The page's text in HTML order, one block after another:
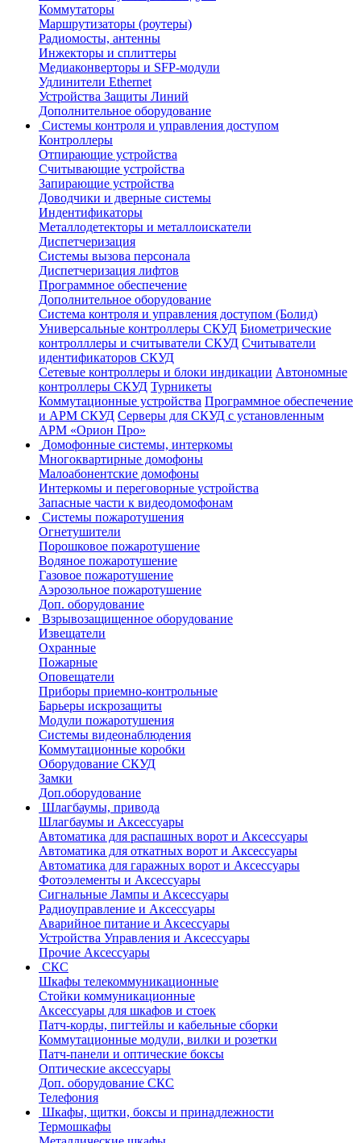
Коммутаторы
Маршрутизаторы (роутеры)
Радиомосты, антенны
Инжекторы и сплиттеры
Медиаконверторы и SFP-модули
Удлинители Ethernet
Устройства Защиты Линий
Дополнительное оборудование
Системы контроля и управления доступом
Контроллеры
Отпирающие устройства
Считывающие устройства
Запирающие устройства
Доводчики и дверные системы
Индентификаторы
Металлодетекторы и металлоискатели
Диспетчеризация
Системы вызова персонала
Диспетчеризация лифтов
Программное обеспечение
Дополнительное оборудование
Система контроля и управления доступом (Болид)
Универсальные контроллеры СКУД Биометрические
контролллеры и считыватели СКУД Считыватели
идентификаторов СКУД
Сетевые контроллеры и блоки индикации Автономные
контроллеры СКУД Турникеты
Коммутационные устройства Программное обеспечение
и АРМ СКУД Серверы для СКУД с установленным
АРМ «Орион Про»
Домофонные системы, интеркомы
Многоквартирные домофоны
Малоабонентские домофоны
Интеркомы и переговорные устройства
Запасные части к видеодомофонам
Системы пожаротушения
Огнетушители
Порошковое пожаротушение
Водяное пожаротушение
Газовое пожаротушение
Аэрозольное пожаротушение
Доп. оборудование
Взрывозащищенное оборудование
Извещатели
Охранные
Пожарные
Оповещатели
Приборы приемно-контрольные
Барьеры искрозащиты
Модули пожаротушения
Системы видеонаблюдения
Коммутационные коробки
Оборудование СКУД
Замки
Доп.оборудование
Шлагбаумы, привода
Шлагбаумы и Аксессуары
Автоматика для распашных ворот и Аксессуары
Автоматика для откатных ворот и Аксессуары
Автоматика для гаражных ворот и Аксессуары
Фотоэлементы и Аксессуары
Сигнальные Лампы и Аксессуары
Радиоуправление и Аксессуары
Аварийное питание и Аксессуары
Устройства Управления и Аксессуары
Прочие Аксессуары
СКС
Шкафы телекоммуникационные
Стойки коммуникационные
Аксессуары для шкафов и стоек
Патч-корды, пигтейлы и кабельные сборки
Коммутационные модули, вилки и розетки
Патч-панели и оптические боксы
Оптические аксессуары
Доп. оборудование СКС
Телефония
Шкафы, щитки, боксы и принадлежности
Термошкафы